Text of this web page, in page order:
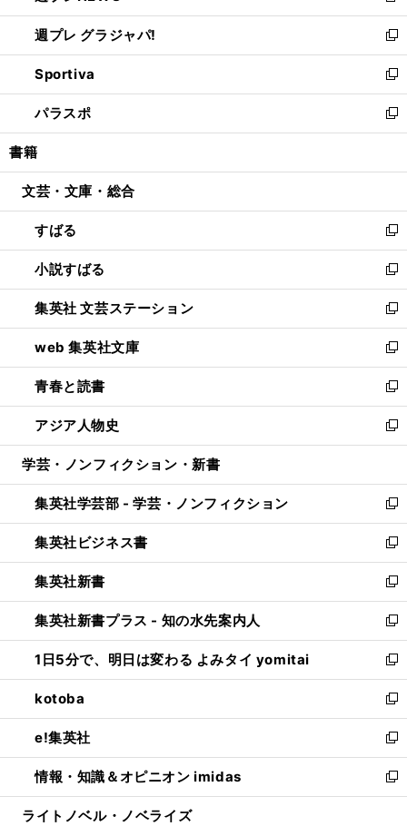
開
く
ウ
で
開
く
ウ
ィ
ン
ド
ウ
で
開
し
い
ウ
ィ
ン
ド
ウ
開
週プレ グラジャパ!
新
し
い
ウ
ィ
ン
ウ
開
く
Sportiva
新
し
い
ウ
ン
ウ
で
開
く
パラスポ
新
し
ウ
ン
ド
ウ
で
開
く
書籍
文芸・文庫・総合
すばる
新
し
い
ウ
ィ
ン
ド
ウ
で
開
く
小説すばる
新
し
い
ウ
ィ
ン
ド
ウ
で
開
集英社 文芸ステーション
新
し
い
ウ
ィ
ン
ド
ウ
開
く
web 集英社文庫
新
し
い
ウ
ィ
ン
ウ
で
開
く
青春と読書
新
し
い
ウ
ン
ド
ウ
で
開
く
アジア人物史
新
し
ウ
ィ
ン
ド
ウ
で
開
く
学芸・ノンフィクション・新書
集英社学芸部 - 学芸・ノンフィクション
新
し
い
ウ
ィ
ン
ド
ウ
で
開
く
集英社ビジネス書
新
し
い
ウ
ィ
ン
ド
ウ
で
開
く
集英社新書
新
し
い
ウ
ィ
ン
ド
ウ
で
開
く
集英社新書プラス - 知の水先案内人
新
し
い
ウ
ィ
ン
ド
ウ
で
開
1日5分で、明日は変わる よみタイ yomitai
新
し
い
ウ
ィ
ン
ド
ウ
kotoba
新
し
い
ウ
ィ
ン
e!集英社
新
し
い
ウ
情報・知識＆オピニオン imidas
新
し
ライトノベル・ノベライズ